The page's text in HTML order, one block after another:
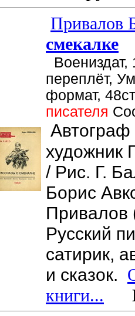
Привалов
смекалке
Воениздат,
переплёт,
формат,
писателя
Автограф
художник
/ Рис. Г.
Борис
Привалов
Русский
сатирик,
и сказок.
книги...